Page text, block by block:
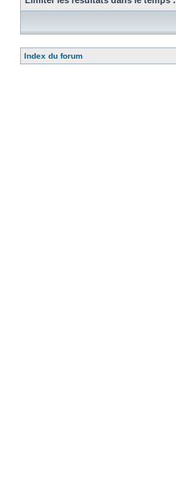
Index du forum